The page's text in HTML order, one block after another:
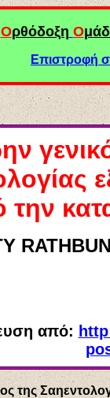
Ορθόδοξη Ο
Επιστροφή
από: